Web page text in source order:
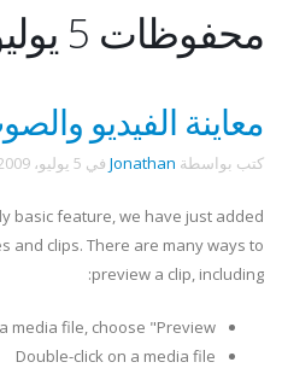
محفوظات 5 يوليو، 2009
معاينة الفيديو
كتب بواسطة Jonathan في 5 يوليو، 2009
basic feature, we have just added
and clips. There are many ways to
preview a clip, including:
media file, choose "Preview"
Double-click on a media file